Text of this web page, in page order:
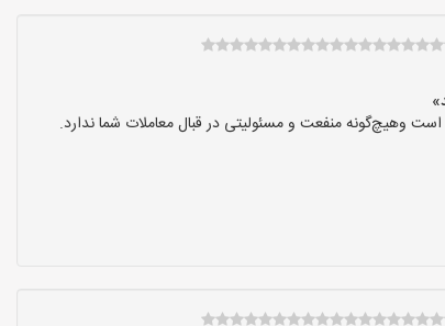
وهیچ‌گونه منفعت و مسئولیتی در قبال معاملات شما ندارد.